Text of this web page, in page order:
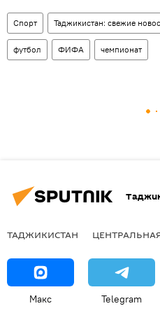
Спорт Таджикистан: свежие
футбол ФИФА чемпионат
ТАДЖИКИСТАН
Макс Telegram